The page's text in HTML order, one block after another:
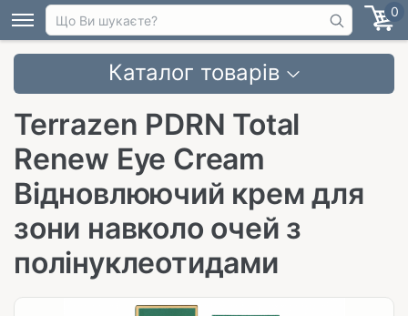
0
Каталог товарів
Terrazen PDRN Total
Renew Eye Cream
Відновлюючий крем для
зони навколо очей з
полінуклеотидами